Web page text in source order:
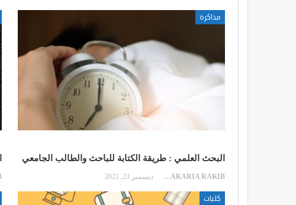
مذاكرة
البحث العلمي : طريقة الكتابة للباحث والطالب الجامعي
ZAKARIA RAKIB ديسمبر 23, 2021
كليات